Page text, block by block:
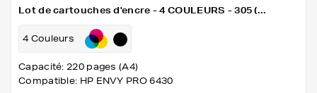
Lot de cartouches d'encre - 4 COULEURS - 305 (...
4 Couleurs
Capacité: 220 pages (A4)
Compatible: HP ENVY PRO 6430